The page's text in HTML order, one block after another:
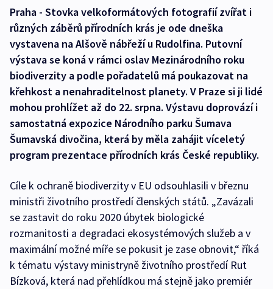
Praha - Stovka velkoformátových fotografií zvířat i
různých záběrů přírodních krás je ode dneška
vystavena na Alšově nábřeží u Rudolfina. Putovní
výstava se koná v rámci oslav Mezinárodního roku
biodiverzity a podle pořadatelů má poukazovat na
křehkost a nenahraditelnost planety. V Praze si ji lidé
mohou prohlížet až do 22. srpna. Výstavu doprovází i
samostatná expozice Národního parku Šumava
Šumavská divočina, která by měla zahájit víceletý
program prezentace přírodních krás České republiky.
Cíle k ochraně biodiverzity v EU odsouhlasili v březnu
ministři životního prostředí členských států. „Zavázali
se zastavit do roku 2020 úbytek biologické
rozmanitosti a degradaci ekosystémových služeb a v
maximální možné míře se pokusit je zase obnovit,“ říká
k tématu výstavy ministryně životního prostředí Rut
Bízková, která nad přehlídkou má stejně jako premiér